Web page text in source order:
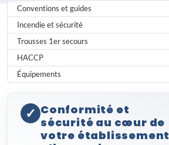
Conventions et guides
Incendie et sécurité
Trousses 1er secours
HACCP
Équipements
✓ Conformité et
sécurité au cœur de
votre établissement